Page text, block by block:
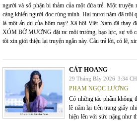
người và số phận bi thảm của một đứa trẻ. Một truyện
càng khiến người đọc rùng mình. Hai mươi năm đã trôi
là một ẩn dụ của hôm nay? Xã hội Việt Nam đã thay
XÓM BỜ MƯƠNG đặt ra: môi trường, bạo lực, sự vô
tôi xin giới thiệu lại truyện ngắn này. Câu trả lời, có lẽ,
CÁT HOANG
29 Tháng Bảy 2026 3:34 CH
PHẠM NGỌC LƯƠNG
Có những tác phẩm không
lẽ nằm lại trên trang giấy
hiện lên với sức nặng như